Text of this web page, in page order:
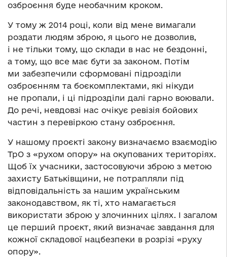
озброєння буде необачним кроком.
У тому ж 2014 році, коли від мене вимагали
роздати людям зброю, я цього не дозволив,
і не тільки тому, що склади в нас не бездонні,
а тому, що все має бути за законом. Потім
ми забезпечили сформовані підрозділи
озброєнням та боєкомплектами, які нікуди
не пропали, і ці підрозділи далі гарно воювали.
До речі, невдовзі нас очікує ревізія бойових
частин з перевіркою стану озброєння.
У нашому проєкті закону визначаємо взаємодію
ТрО з «рухом опору» на окупованих територіях.
Щоб їх учасники, застосовуючи зброю з метою
захисту Батьківщини, не потрапляли під
відповідальність за нашим українським
законодавством, як ті, хто намагається
використати зброю у злочинних цілях. І загалом
це перший проєкт, який визначає завдання для
кожної складової нацбезпеки в розрізі «руху
опору».